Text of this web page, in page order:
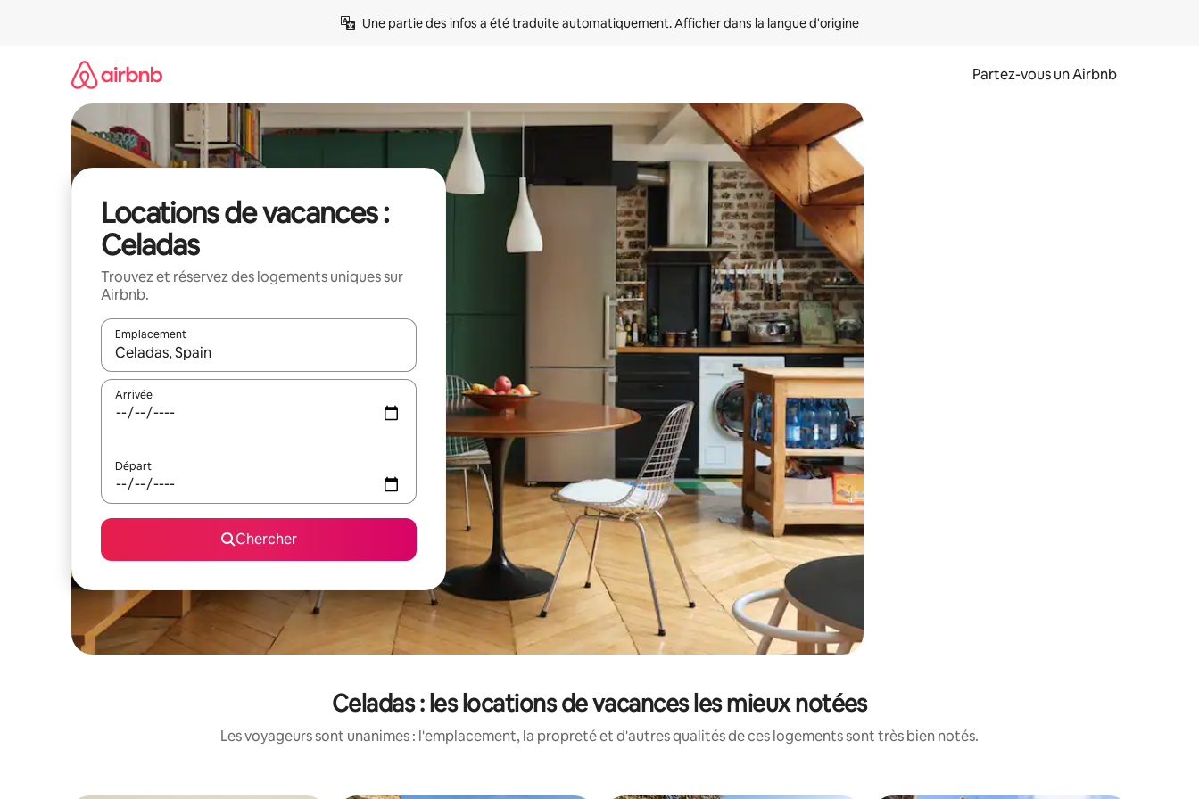
Une partie des infos a été traduite automatiquement. Afficher dans la langue d'origine
Partez-vous un Airbnb
Locations de vacances :
Celadas
Trouvez et réservez des logements uniques sur
Airbnb.
Emplacement
Quand les résultats sont affichés, parcourez-les en utilisant les flèches vers le haut et vers le bas, ou en appuyant dessus et en les faisant glisser.
Arrivée
Départ
Chercher
Celadas : les locations de vacances les mieux notées
Les voyageurs sont unanimes : l'emplacement, la propreté et d'autres qualités de ces logements sont très bien notés.